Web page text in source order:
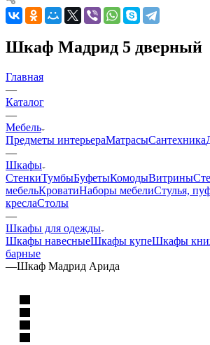
Шкаф Мадрид 5 дверный
Главная
—
Каталог
—
Мебель
Предметы интерьераМатрасыСантехника
—
Шкафы
СтенкиТумбыБуфетыКомодыВитрины
мебельКроватиНаборы мебелиСтулья,
креслаСтолы
—
Шкафы для одежды
Шкафы навесныеШкафы купеШкафы
барные
—Шкаф Мадрид Арида